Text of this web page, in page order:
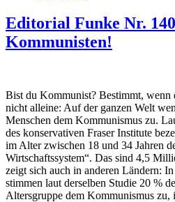
Editorial Funke Nr.
Kommunisten!
Bist du Kommunist? Bestimmt, wenn
nicht alleine: Auf der ganzen Welt
Menschen dem Kommunismus zu.
des konservativen Fraser Institute
im Alter zwischen 18 und 34 Jahren
Wirtschaftssystem“. Das sind 4,5
zeigt sich auch in anderen Ländern:
stimmen laut derselben Studie 20 %
Altersgruppe dem Kommunismus zu,